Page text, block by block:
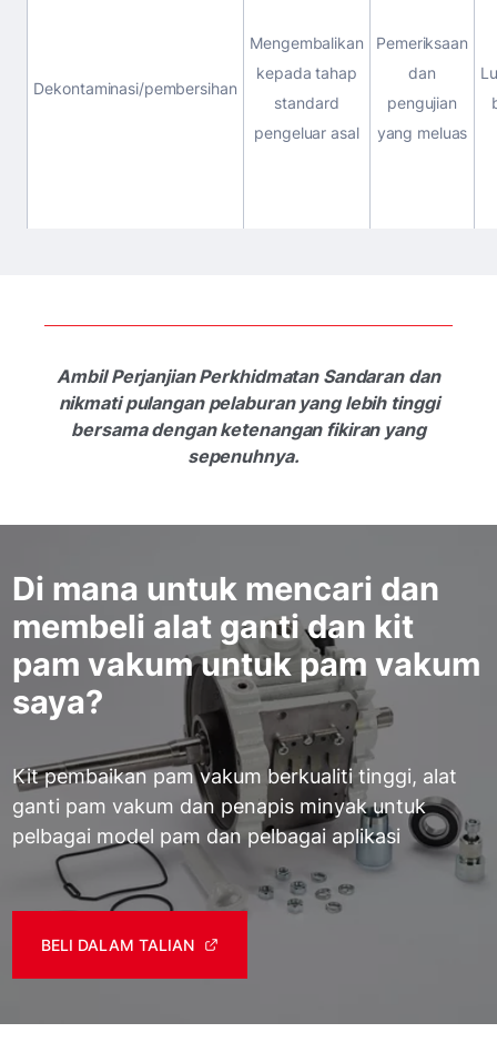
Dekontaminasi/pembersihan
Mengembalikan
kepada tahap
standard
pengeluar asal
Pemeriksaan
dan
pengujian
yang meluas
Ambil Perjanjian Perkhidmatan Sandaran dan
nikmati pulangan pelaburan yang lebih tinggi
bersama dengan ketenangan fikiran yang
sepenuhnya.
Di mana untuk mencari dan
membeli alat ganti dan kit
pam vakum untuk pam vakum
saya?
Kit pembaikan pam vakum berkualiti tinggi, alat
ganti pam vakum dan penapis minyak untuk
pelbagai model pam dan pelbagai aplikasi
BELI DALAM TALIAN